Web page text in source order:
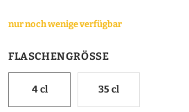
nur noch wenige verfügbar
FLASCHENGRÖSSE
4 cl 35 cl